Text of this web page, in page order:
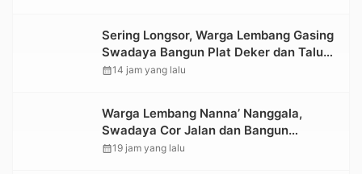
Sering Longsor, Warga Lembang Gasing
Swadaya Bangun Plat Deker dan Talut
Jalan Penghubung Antar Lembang
calendar_month14 jam yang lalu
Warga Lembang Nanna’ Nanggala,
Swadaya Cor Jalan dan Bangun
Jembatan
calendar_month19 jam yang lalu